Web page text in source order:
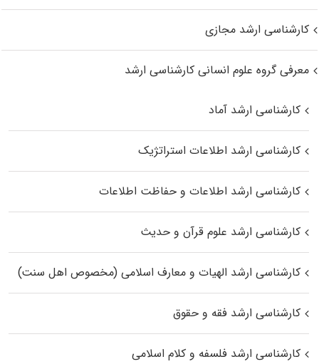
کارشناسی ارشد مجازی
معرفی گروه علوم انسانی کارشناسی ارشد
کارشناسی ارشد آماد
کارشناسی ارشد اطلاعات استراتژیک
کارشناسی ارشد اطلاعات و حفاظت اطلاعات
کارشناسی ارشد علوم قرآن و حدیث
کارشناسی ارشد الهیات و معارف اسلامی (مخصوص اهل سنت)
کارشناسی ارشد فقه و حقوق
کارشناسی ارشد فلسفه و کلام اسلامی